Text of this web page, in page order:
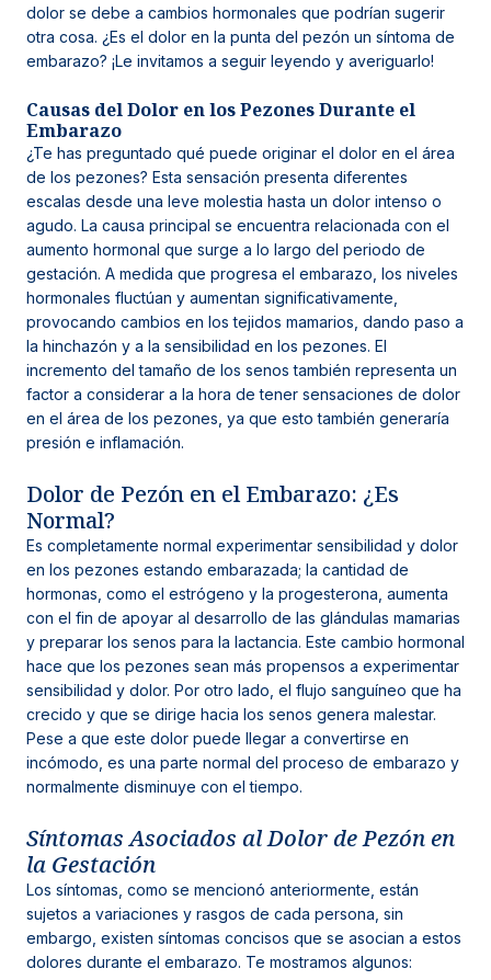
dolor se debe a cambios hormonales que podrían sugerir
otra cosa. ¿Es el dolor en la punta del pezón un síntoma de
embarazo? ¡Le invitamos a seguir leyendo y averiguarlo!
Causas del Dolor en los Pezones Durante el
Embarazo
¿Te has preguntado qué puede originar el dolor en el área
de los pezones? Esta sensación presenta diferentes
escalas desde una leve molestia hasta un dolor intenso o
agudo. La causa principal se encuentra relacionada con el
aumento hormonal que surge a lo largo del periodo de
gestación. A medida que progresa el embarazo, los niveles
hormonales fluctúan y aumentan significativamente,
provocando cambios en los tejidos mamarios, dando paso a
la hinchazón y a la sensibilidad en los pezones. El
incremento del tamaño de los senos también representa un
factor a considerar a la hora de tener sensaciones de dolor
en el área de los pezones, ya que esto también generaría
presión e inflamación.
Dolor de Pezón en el Embarazo: ¿Es
Normal?
Es completamente normal experimentar sensibilidad y dolor
en los pezones estando embarazada; la cantidad de
hormonas, como el estrógeno y la progesterona, aumenta
con el fin de apoyar al desarrollo de las glándulas mamarias
y preparar los senos para la lactancia. Este cambio hormonal
hace que los pezones sean más propensos a experimentar
sensibilidad y dolor. Por otro lado, el flujo sanguíneo que ha
crecido y que se dirige hacia los senos genera malestar.
Pese a que este dolor puede llegar a convertirse en
incómodo, es una parte normal del proceso de embarazo y
normalmente disminuye con el tiempo.
Síntomas Asociados al Dolor de Pezón en
la Gestación
Los síntomas, como se mencionó anteriormente, están
sujetos a variaciones y rasgos de cada persona, sin
embargo, existen síntomas concisos que se asocian a estos
dolores durante el embarazo. Te mostramos algunos: